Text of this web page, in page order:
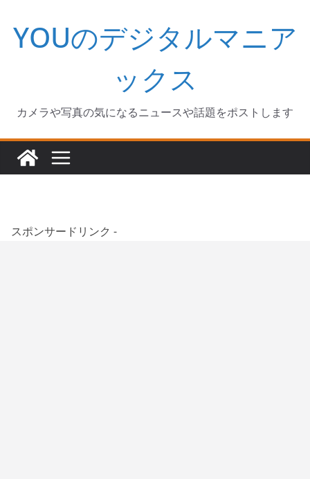
キ
YOUのデジタルマニア
ックス
カメラや写真の気になるニュースや話題をポストします
スポンサードリンク -